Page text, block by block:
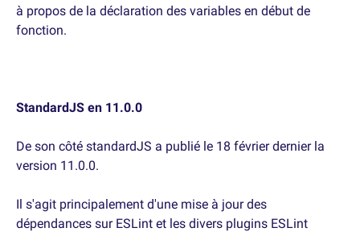
à propos de la déclaration des variables en début de
fonction.
StandardJS en 11.0.0
De son côté standardJS a publié le 18 février dernier la
version 11.0.0.
Il s'agit principalement d'une mise à jour des
dépendances sur ESLint et les divers plugins ESLint